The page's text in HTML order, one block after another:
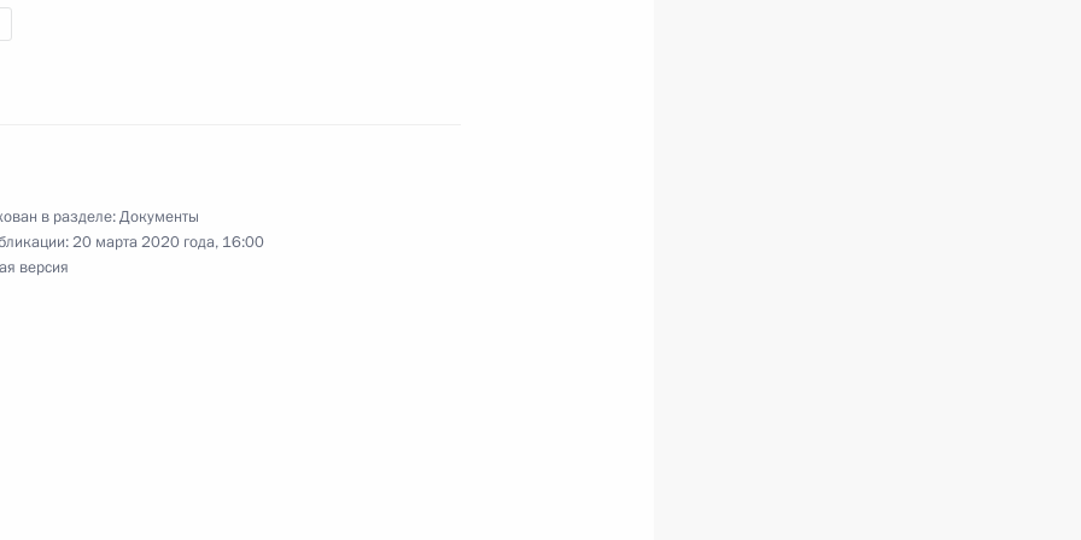
направленные на совершенствование
в разделе:Документы
20 марта 2020 года, 16:00
версия